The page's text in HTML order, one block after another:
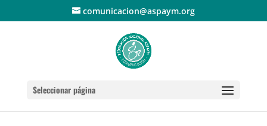
comunicacion@aspaym.org
Seleccionar página